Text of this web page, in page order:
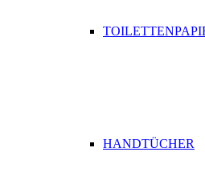
HANDTÜCHER